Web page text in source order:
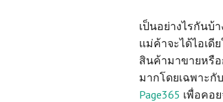
เป็นอย่างไรกัน
แม่ค้าจะได้ไอเดี
สินค้ามาขายหรื
มากโดยเฉพาะ
Page365 เพื่อคอ